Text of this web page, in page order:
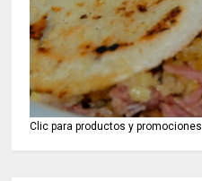
Clic para productos y promociones